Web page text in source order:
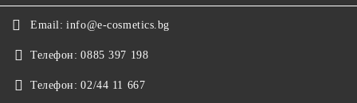
Email: info@e-cosmetics.bg
Телефон: 0885 397 198
Телефон: 02/44 11 667